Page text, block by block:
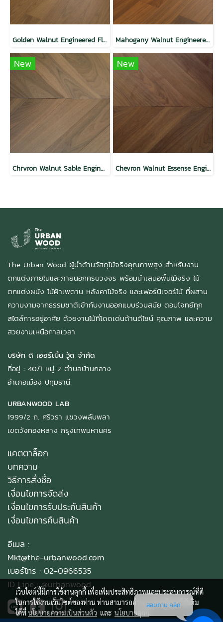
Golden Walnut Engineered Floor Mahogany Walnut Engineered Floor
New
Chrvron Walnut Sable Engineered Floor
New
Chevron Walnut Essense Engineered Floor
The Urban Wood ผู้นำด้านวัสดุไม้จริงคุณภาพสูง สำหรับงาน
ตกแต่งภายในและภายนอกครบวงจร พร้อมนำเสนอพื้นไม้จริง ไม้
ตกแต่งผนัง ไม้ฝ้าเพดาน หลังคาไม้จริง และเฟอร์นิเจอร์ไม้ ที่ผสาน
ความงามจากธรรมชาติเข้ากับงานออกแบบร่วมสมัย ตอบโจทย์ทุก
สไตล์การอยู่อาศัย ด้วยงานไม้ที่โดดเด่นด้านดีไซน์ คุณภาพ และความ
สวยงามเหนือกาลเวลา
บริษัท ดิ เออร์เบิ้น วู้ด จำกัด
ที่อยู่ : 40/1 หมู่ 2 ตำบลบ้านกลาง
อำเภอเมือง ปทุมธานี
URBANWOOD LAB
1999/2 ถ. ศรีวรา แขวงพลับพลา
เขตวังทองหลาง กรุงเทพมหานคร
แคตตาล็อก
บทความ
วิธีการสั่งซื้อ
เงื่อนไขการจัดส่ง
เงื่อนไขการรับประกันสินค้า
เงื่อนไขการคืนสินค้า
อีเมล :
Mkt@the-urbanwood.com
เบอร์โทร : 02-0966535
ID Line :@urbanwood
เว็บไซต์นี้มีการใช้งานคุกกี้ เพื่อเพิ่มประสิทธิภาพและประสบการณ์ที่ดี
ในการใช้งานเว็บไซต์ของท่าน ท่านสามารถอ่านรายละเอียดเพิ่มเติม
ได้ที่นโยบายความเป็นส่วนตัว และ นโยบายคุกกี้
สอบถาม คลิก